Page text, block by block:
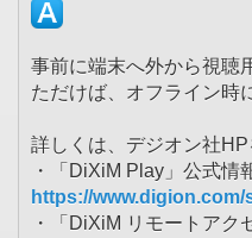
事前に端末へ外から視聴
ただけば、オフライン時
詳しくは、デジオン社HP
・「DiXiM Play」公式情
https://
・「DiXiM リモートアク